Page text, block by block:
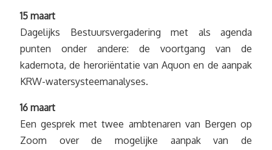
15 maart
Dagelijks Bestuursvergadering met als agenda
punten onder andere: de voortgang van de
kadernota, de heroriëntatie van Aquon en de aanpak
KRW-watersysteemanalyses.
16 maart
Een gesprek met twee ambtenaren van Bergen op
Zoom over de mogelijke aanpak van de